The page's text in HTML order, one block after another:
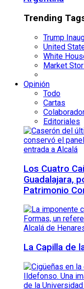
Trending
Trump
United
White
Market
Opinión
Todo
Cartas
Editoriales
Los Cuatro
Guadalajara,
Patrimonio
La Capilla de